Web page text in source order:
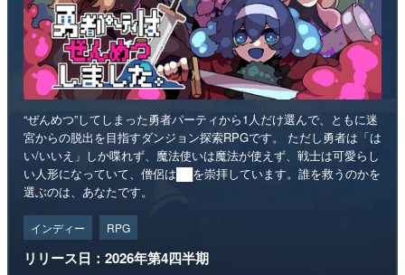
“ぜんめつ”してしまった勇者パーティから1人だけ選んで、ともに迷
宮からの脱出を目指すダンジョン探索RPGです。 ただし勇者は「は
い/いいえ」しか喋れず、魔法使いは魔法が使えず、戦士は可愛らし
い人形になっていて、僧侶は██を崇拝しています。誰を救うのかを
選ぶのは、あなたです。
インディー RPG
リリース日：2026年第4四半期